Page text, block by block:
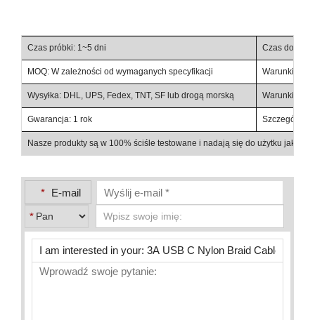
Czas próbki: 1~5 dni Czas
MOQ: W zależności od wymaganych specyfikacji Warunki
Wysyłka: DHL, UPS, Fedex, TNT, SF lub drogą morską Warunki
Gwarancja: 1 rok Szczegóły
Nasze produkty są w 100% ściśle testowane i nadają się do użytku jako
* E-mail
*